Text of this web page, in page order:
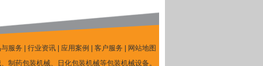
服务 行业资讯 应用案例 客户服务
网站地图
制药包装机械、日化包装机械等包装机械设备。